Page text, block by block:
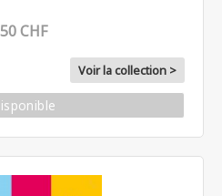
CHF
Voir la collection >